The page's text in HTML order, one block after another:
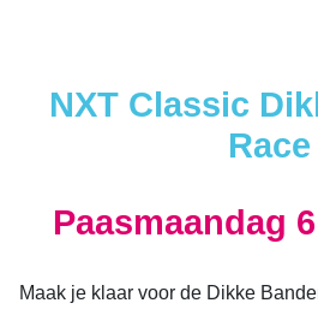
NXT Classic
Race
Paasmaandag
Maak je klaar voor de Dikke